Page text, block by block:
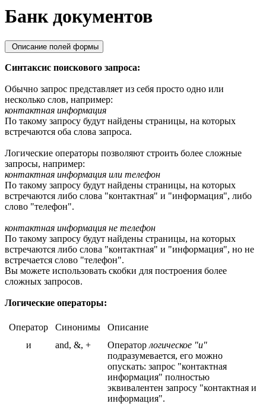
Банк документов
Описание полей формы
Синтаксис поискового запроса:
Обычно запрос представляет из себя просто одно или
несколько слов, например:
контактная информация
По такому запросу будут найдены страницы, на которых
встречаются оба слова запроса.
Логические операторы позволяют строить более сложные
запросы, например:
контактная информация или телефон
По такому запросу будут найдены страницы, на которых
встречаются либо слова "контактная" и "информация", либо
слово "телефон".
контактная информация не телефон
По такому запросу будут найдены страницы, на которых
встречаются либо слова "контактная" и "информация", но не
встречается слово "телефон".
Вы можете использовать скобки для построения более
сложных запросов.
Логические операторы:
Оператор Синонимы
Описание
и
and, &, + Оператор логическое "и"
подразумевается, его можно
опускать: запрос "контактная
информация" полностью
эквивалентен запросу "контактная и
информация".